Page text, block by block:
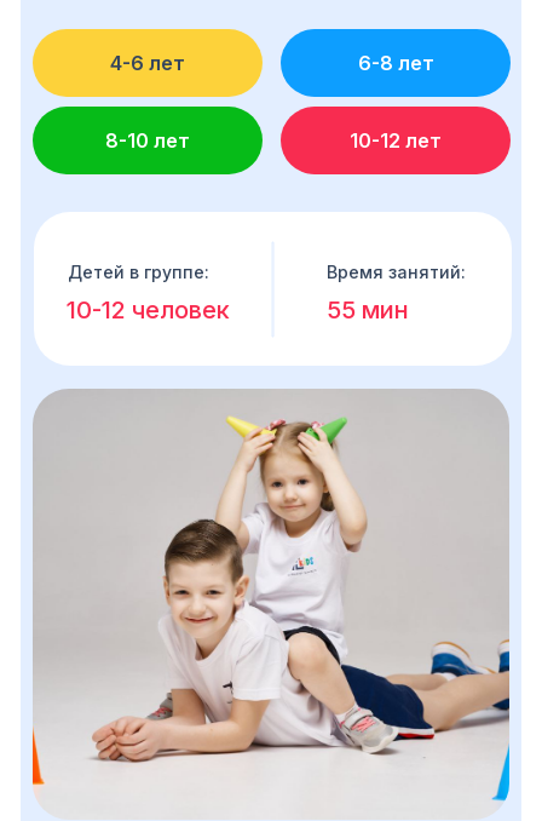
4-6 лет 6-8 лет
8-10 лет 10-12 лет
Детей в группе:
10-12 человек
Время занятий:
55 мин